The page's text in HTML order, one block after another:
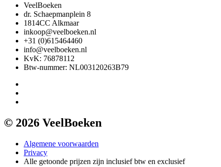
VeelBoeken
dr. Schaepmanplein 8
1814CC Alkmaar
inkoop@veelboeken.nl
+31 (0)615464460
info@veelboeken.nl
KvK: 76878112
Btw-nummer: NL003120263B79
© 2026 VeelBoeken
Algemene voorwaarden
Privacy
Alle getoonde prijzen zijn inclusief btw en exclusief